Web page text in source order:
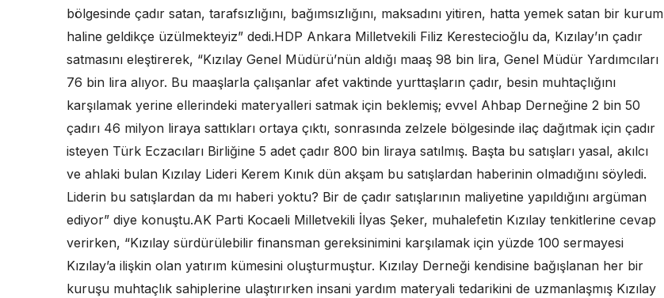
bölgesinde çadır satan, tarafsızlığını, bağımsızlığını, maksadını yitiren, hatta yemek satan bir kurum
haline geldikçe üzülmekteyiz” dedi.HDP Ankara Milletvekili Filiz Kerestecioğlu da, Kızılay’ın çadır
satmasını eleştirerek, “Kızılay Genel Müdürü’nün aldığı maaş 98 bin lira, Genel Müdür Yardımcıları
76 bin lira alıyor. Bu maaşlarla çalışanlar afet vaktinde yurttaşların çadır, besin muhtaçlığını
karşılamak yerine ellerindeki materyalleri satmak için beklemiş; evvel Ahbap Derneğine 2 bin 50
çadırı 46 milyon liraya sattıkları ortaya çıktı, sonrasında zelzele bölgesinde ilaç dağıtmak için çadır
isteyen Türk Eczacıları Birliğine 5 adet çadır 800 bin liraya satılmış. Başta bu satışları yasal, akılcı
ve ahlaki bulan Kızılay Lideri Kerem Kınık dün akşam bu satışlardan haberinin olmadığını söyledi.
Liderin bu satışlardan da mı haberi yoktu? Bir de çadır satışlarının maliyetine yapıldığını argüman
ediyor” diye konuştu.AK Parti Kocaeli Milletvekili İlyas Şeker, muhalefetin Kızılay tenkitlerine cevap
verirken, “Kızılay sürdürülebilir finansman gereksinimini karşılamak için yüzde 100 sermayesi
Kızılay’a ilişkin olan yatırım kümesini oluşturmuştur. Kızılay Derneği kendisine bağışlanan her bir
kuruşu muhtaçlık sahiplerine ulaştırırken insani yardım materyali tedarikini de uzmanlaşmış Kızılay